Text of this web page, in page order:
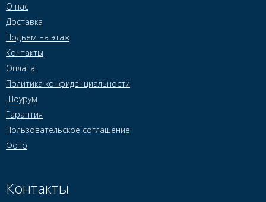
О нас
Доставка
Подъем на этаж
Контакты
Оплата
Политика конфиденциальности
Шоурум
Гарантия
Пользовательское соглашение
Фото
Контакты